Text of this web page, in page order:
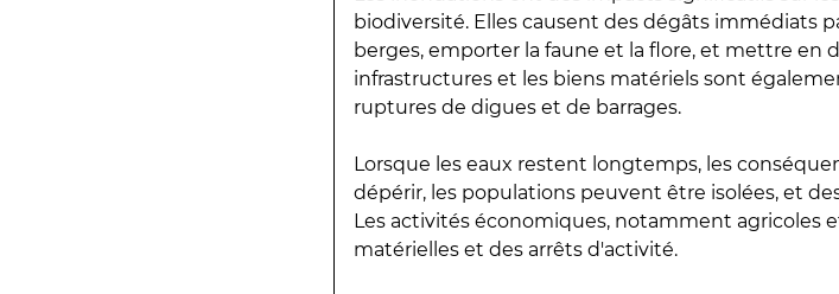
biodiversité. Elles causent des dégâts immédiats
berges, emporter la faune et la flore, et mettre en
infrastructures et les biens matériels sont
ruptures de digues et de barrages.
Lorsque les eaux restent longtemps, les
dépérir, les populations peuvent être isolées, et
Les activités économiques, notamment agricoles
matérielles et des arrêts d'activité.